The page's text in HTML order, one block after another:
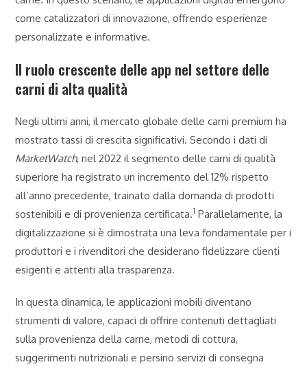
come catalizzatori di innovazione, offrendo esperienze
personalizzate e informative.
Il ruolo crescente delle app nel settore delle
carni di alta qualità
Negli ultimi anni, il mercato globale delle carni premium ha
mostrato tassi di crescita significativi. Secondo i dati di
MarketWatch, nel 2022 il segmento delle carni di qualità
superiore ha registrato un incremento del 12% rispetto
all’anno precedente, trainato dalla domanda di prodotti
sostenibili e di provenienza certificata.1 Parallelamente, la
digitalizzazione si è dimostrata una leva fondamentale per i
produttori e i rivenditori che desiderano fidelizzare clienti
esigenti e attenti alla trasparenza.
In questa dinamica, le applicazioni mobili diventano
strumenti di valore, capaci di offrire contenuti dettagliati
sulla provenienza della carne, metodi di cottura,
suggerimenti nutrizionali e persino servizi di consegna